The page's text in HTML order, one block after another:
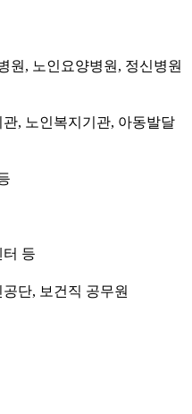
원, 노인요양병원, 정신병원
, 노인복지기관, 아동발달
터 등
단, 보건직 공무원